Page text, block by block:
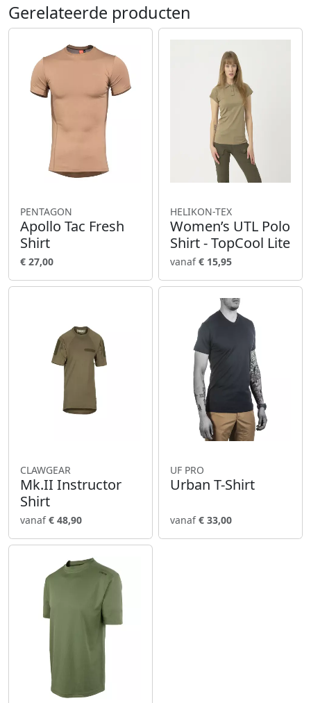
Gerelateerde producten
PENTAGON
Apollo Tac Fresh
Shirt
€ 27,00
HELIKON-TEX
Women’s UTL Polo
Shirt - TopCool Lite
vanaf€ 15,95
CLAWGEAR
Mk.II Instructor
Shirt
vanaf€ 48,90
UF PRO
Urban T-Shirt
vanaf€ 33,00